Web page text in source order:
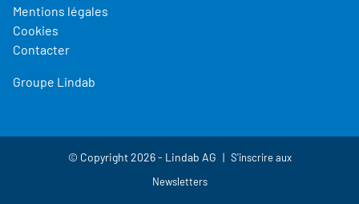
Mentions légales
Cookies
Contacter
Groupe Lindab
© Copyright 2026 - Lindab AG
S'inscrire aux
Newsletters